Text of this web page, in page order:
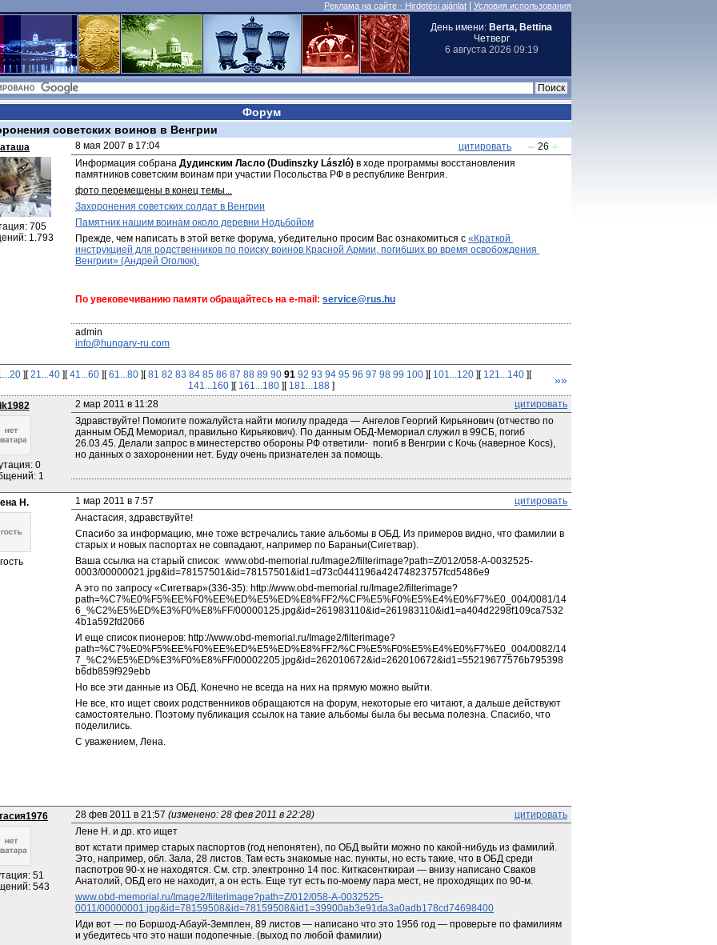
Реклама на сайте - Hirdetési ajánlat Условия использования
День имени: Berta, Bettina
Четверг
6 августа 2026 09:19
Форум
советских воинов в Венгрии
705
1.793
8 мая 2007 в 17:04 цитировать
26
Информация собрана Дудинским Ласло (Dudinszky László) в ходе программы восстановления
памятников советским воинам при участии Посольства РФ в республике Венгрия.
фото перемещены в конец темы...
Захоронения советских солдат в Венгрии
Памятник нашим воинам около деревни Нодьбойом
Прежде, чем написать в этой ветке форума, убедительно просим Вас ознакомиться с «Краткой
инструкцией для родственников по поиску воинов Красной Армии, погибших во время освобождения
Венгрии» (Андрей Оголюк).
По увековечиванию памяти обращайтесь на e-mail: service@rus.hu
info@hungary-ru.com
][21...40][41...60][61...80][81 82 83 84 85 86 87 88 89 90 91 92 93 94 95 96 97 98 99 100][ 101...120][ 121...140][
141...160 ][ 161...180 ][ 181...188 ] »»
0
1
2 мар 2011 в 11:28
цитировать
Здравствуйте! Помогите пожалуйста найти могилу прадеда — Ангелов Георгий Кирьянович (отчество по
данным ОБД Мемориал, правильно Кирьякович). По данным ОБД-Мемориал служил в 99СБ, погиб
26.03.45. Делали запрос в минестерство обороны РФ ответили-  погиб в Венгрии с Кочь (наверное Kocs),
но данных о захоронении нет. Буду очень признателен за помощь.
Н.
гость
1 мар 2011 в 7:57
цитировать
Анастасия, здравствуйте!
Спасибо за информацию, мне тоже встречались такие альбомы в ОБД. Из примеров видно, что фамилии в
старых и новых паспортах не совпадают, например по Бараньи(Сигетвар).
Ваша ссылка на старый список:  www.obd-memorial.ru/Image2/filterimage?path=Z/012/058-A-0032525-
0003/00000021.jpg&id=78157501&id=78157501&id1=d73c0441196a42474823757fcd5486e9
А это по запросу «Сигетвар»(336-35): http://www.obd-memorial.ru/Image2/filterimage?
path=%C7%E0%F5%EE%F0%EE%ED%E5%ED%E8%FF2/%CF%E5%F0%E5%E4%E0%F7%E0_004/0081/14
6_%C2%E5%ED%E3%F0%E8%FF/00000125.jpg&id=261983110&id=261983110&id1=a404d2298f109ca7532
4b1a592fd2066
И еще список пионеров: http://www.obd-memorial.ru/Image2/filterimage?
path=%C7%E0%F5%EE%F0%EE%ED%E5%ED%E8%FF2/%CF%E5%F0%E5%E4%E0%F7%E0_004/0082/14
7_%C2%E5%ED%E3%F0%E8%FF/00002205.jpg&id=262010672&id=262010672&id1=55219677576b795398
b6db859f929ebb
Но все эти данные из ОБД. Конечно не всегда на них на прямую можно выйти.
Не все, кто ищет своих родственников обращаются на форум, некоторые его читают, а дальше действуют
самостоятельно. Поэтому публикация ссылок на такие альбомы была бы весьма полезна. Спасибо, что
поделились.
С уважением, Лена.
51
543
28 фев 2011 в 21:57 (изменено: 28 фев 2011 в 22:28)
цитировать
Лене Н. и др. кто ищет
вот кстати пример старых паспортов (год непонятен), по ОБД выйти можно по какой-нибудь из фамилий.
Это, например, обл. Зала, 28 листов. Там есть знакомые нас. пункты, но есть такие, что в ОБД среди
паспотров 90-х не находятся. См. стр. электронно 14 пос. Киткасенткираи — внизу написано Сваков
Анатолий, ОБД его не находит, а он есть. Еще тут есть по-моему пара мест, не проходящих по 90-м.
www.obd-memorial.ru/Image2/filterimage?path=Z/012/058-A-0032525-
0011/00000001.jpg&id=78159508&id=78159508&id1=39900ab3e91da3a0adb178cd74698400
Иди вот — по Боршод-Абауй-Земплен, 89 листов — написано что это 1956 год — проверьте по фамилиям
и убедитесь что это наши подопечные. (выход по любой фамилии)